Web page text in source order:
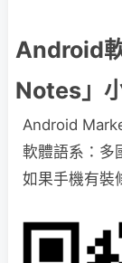
Android
Notes」
Android
軟體語系：多
如果手機有裝